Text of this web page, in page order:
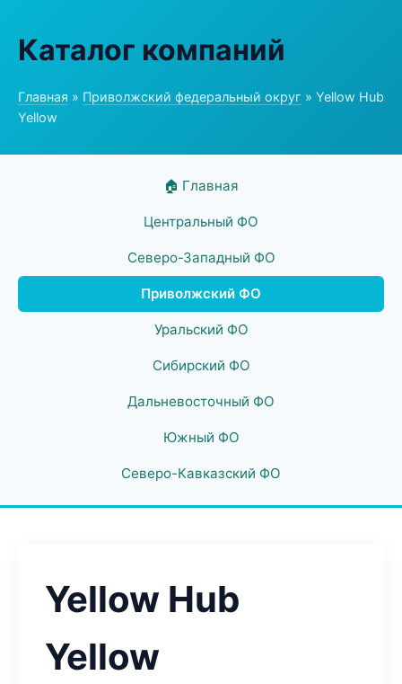
Каталог компаний
Главная » Приволжский федеральный округ » Yellow Hub
Yellow
🏠 Главная
Центральный ФО
Северо-Западный ФО
Приволжский ФО
Уральский ФО
Сибирский ФО
Дальневосточный ФО
Южный ФО
Северо-Кавказский ФО
Yellow Hub
Yellow